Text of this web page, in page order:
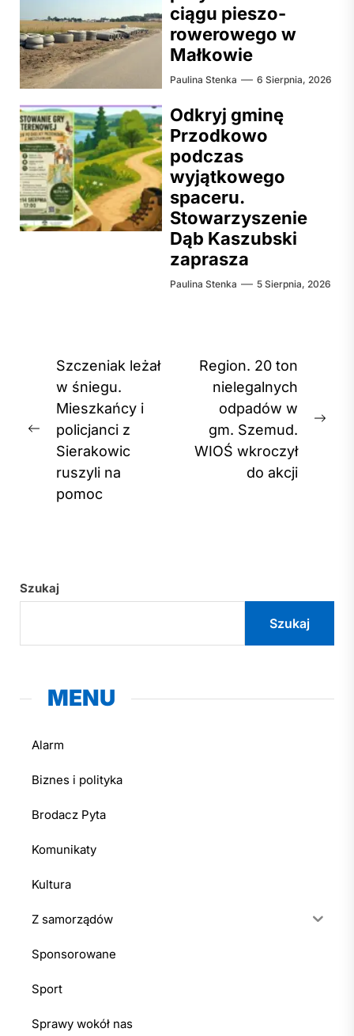
ciągu pieszo-
rowerowego w
Małkowie
Paulina Stenka 6 Sierpnia, 2026
Odkryj gminę
Przodkowo
podczas
wyjątkowego
spaceru.
Stowarzyszenie
Dąb Kaszubski
zaprasza
Paulina Stenka 5 Sierpnia, 2026
Nawigacja
wpisu
Previous
post:
Szczeniak leżał
w śniegu.
Mieszkańcy i
policjanci z
Sierakowic
ruszyli na
pomoc
Region. 20 ton
nielegalnych
odpadów w
gm. Szemud.
WIOŚ wkroczył
do akcji
Szukaj
Szukaj
MENU
Alarm
Biznes i polityka
Brodacz Pyta
Komunikaty
Kultura
Z samorządów
Sponsorowane
Sport
Sprawy wokół nas